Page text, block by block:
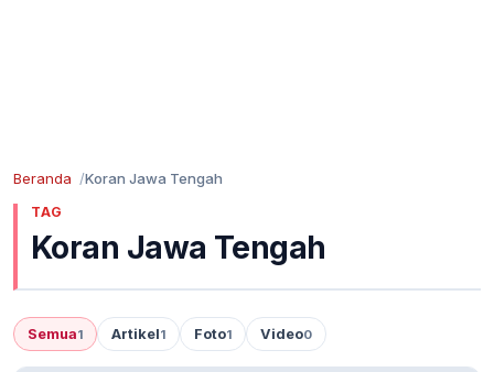
Beranda Koran Jawa Tengah
TAG
Koran Jawa Tengah
Semua1 Artikel1 Foto1 Video0